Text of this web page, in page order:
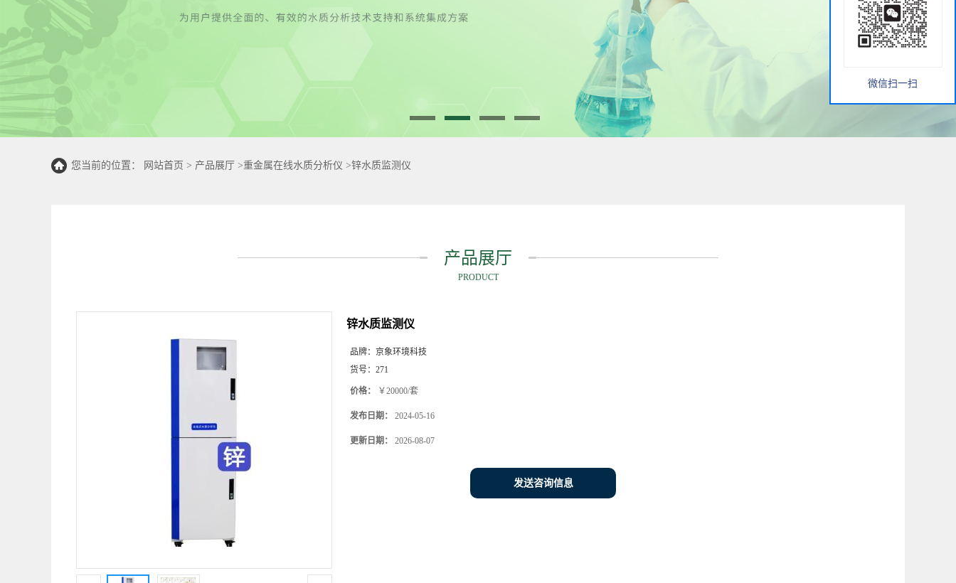
您当前的位置： 网站首页 > 产品展厅 >重金属在线水质分析仪 >锌水质监测仪
产品展厅
PRODUCT
锌水质监测仪
品牌： 京象环境科技
货号： 271
价格： ￥20000/套
发布日期： 2024-05-16
更新日期： 2026-08-07
发送咨询信息
微信扫一扫